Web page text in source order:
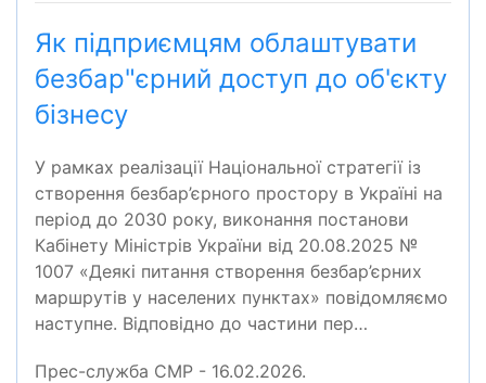
Як підприємцям облаштувати
безбар"єрний доступ до об'єкту
бізнесу
У рамках реалізації Національної стратегії із
створення безбар’єрного простору в Україні на
період до 2030 року, виконання постанови
Кабінету Міністрів України від 20.08.2025 №
1007 «Деякі питання створення безбар’єрних
маршрутів у населених пунктах» повідомляємо
наступне. Відповідно до частини пер…
Прес-служба СМР - 16.02.2026.